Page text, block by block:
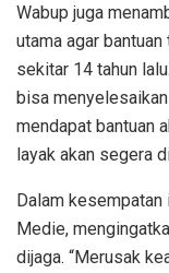
Wabup juga
utama agar
sekitar 14 tahun
bisa
mendapat bantuan
layak akan segera
Dalam kesempatan
Medie,
dijaga. “Merusak